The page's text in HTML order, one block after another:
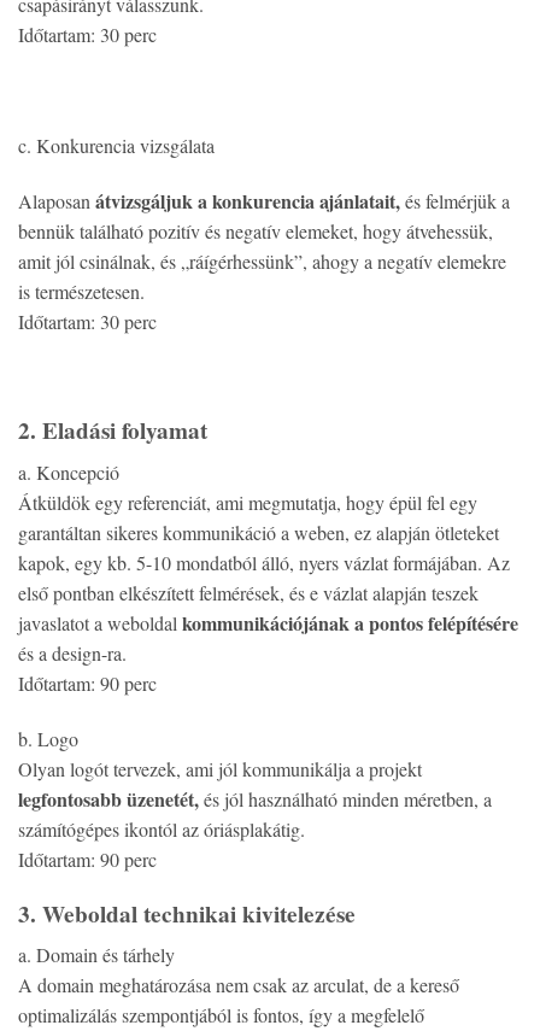
Időtartam: 30 perc
c. Konkurencia vizsgálata
Alaposan átvizsgáljuk a konkurencia ajánlatait,és felmérjük a
bennük található pozitív és negatív elemeket, hogy átvehessük,
amit jól csinálnak, és „ráígérhessünk”, ahogy a negatív elemekre
is természetesen.
Időtartam: 30 perc
2. Eladási folyamat
a. Koncepció
Átküldök egy referenciát, ami megmutatja, hogy épül fel egy
garantáltan sikeres kommunikáció a weben, ez alapján ötleteket
kapok, egy kb. 5-10 mondatból álló, nyers vázlat formájában. Az
első pontban elkészített felmérések, és e vázlat alapján teszek
javaslatot a weboldal kommunikációjának a pontos felépítésére
és a design-ra.
Időtartam: 90 perc
b. Logo
Olyan logót tervezek, ami jól kommunikálja a projekt
legfontosabb üzenetét,és jól használható minden méretben, a
számítógépes ikontól az óriásplakátig.
Időtartam: 90 perc
3. Weboldal technikai kivitelezése
a. Domain és tárhely
A domain meghatározása nem csak az arculat, de a kereső
optimalizálás szempontjából is fontos, így a megfelelő